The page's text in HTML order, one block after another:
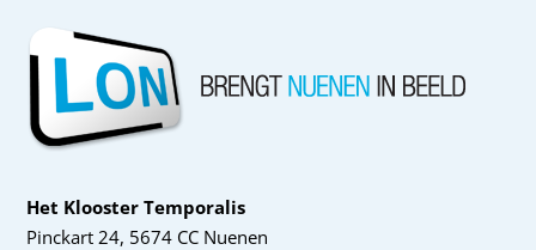
Het Klooster Temporalis
Pinckart 24, 5674 CC Nuenen